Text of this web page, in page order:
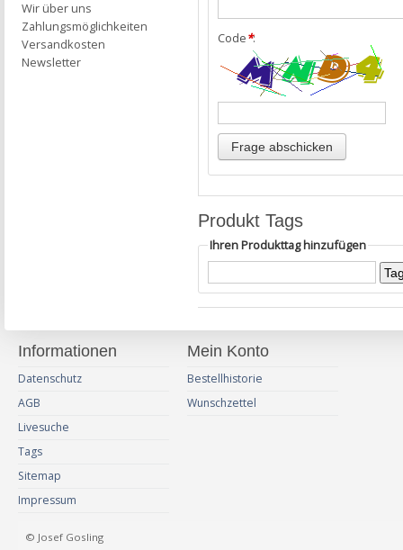
Code*:
Produkt Tags
Ihren Produkttag hinzufügen
Wir über uns
Zahlungsmöglichkeiten
Versandkosten
Newsletter
Informationen
Datenschutz
AGB
Livesuche
Tags
Sitemap
Impressum
Mein Konto
Bestellhistorie
Wunschzettel
© Josef Gosling